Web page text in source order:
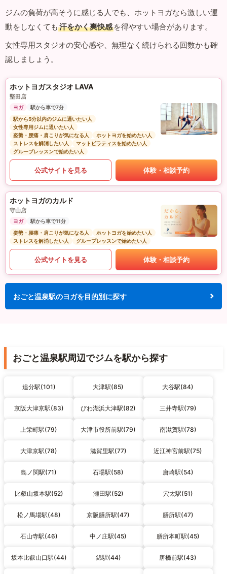
ジムの負荷が高そうに感じる人でも、ホットヨガなら激しい運
動をしなくても 汗をかく爽快感 を得やすい場合があります。
女性専用スタジオの安心感や、無理なく続けられる回数かも確
認しましょう。
ホットヨガスタジオ LAVA
堅田店
ヨガ
駅から車で7分
駅から5分以内のジムに通いたい人
女性専用ジムに通いたい人
姿勢・腰痛・肩こりが気になる人
ホットヨガを始めたい人
ストレスを解消したい人
マットピラティスを始めたい人
グループレッスンで始めたい人
公式サイトを見る 体験・相談予約
ホットヨガのカルド
守山店
ヨガ
駅から車で11分
姿勢・腰痛・肩こりが気になる人
ホットヨガを始めたい人
ストレスを解消したい人
グループレッスンで始めたい人
公式サイトを見る 体験・相談予約
おごと温泉駅のヨガを目的別に探す
おごと温泉駅周辺でジムを駅から探す
追分駅(101) 大津駅(85) 大谷駅(84)
京阪大津京駅(83) びわ湖浜大津駅(82) 三井寺駅(79)
上栄町駅(79) 大津市役所前駅(79) 南滋賀駅(78)
大津京駅(78) 滋賀里駅(77) 近江神宮前駅(75)
島ノ関駅(71) 石場駅(58) 唐崎駅(54)
比叡山坂本駅(52) 瀬田駅(52) 穴太駅(51)
松ノ馬場駅(48) 京阪膳所駅(47) 膳所駅(47)
石山寺駅(46) 中ノ庄駅(45) 膳所本町駅(45)
坂本比叡山口駅(44) 錦駅(44) 唐橋前駅(43)